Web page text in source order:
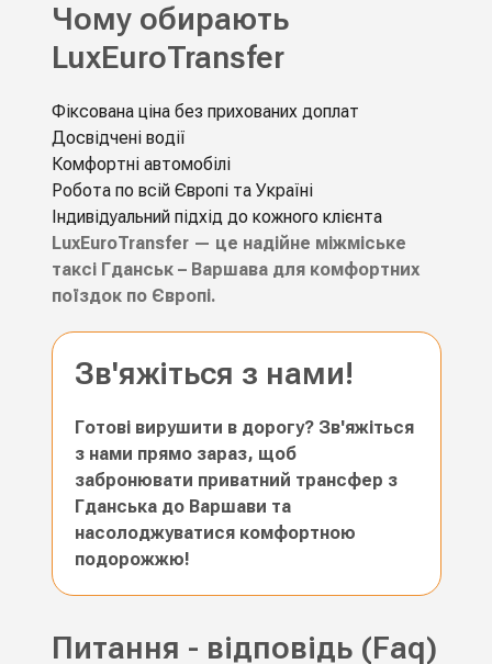
Чому обирають
LuxEuroTransfer
Фіксована ціна без прихованих доплат
Досвідчені водії
Комфортні автомобілі
Робота по всій Європі та Україні
Індивідуальний підхід до кожного клієнта
LuxEuroTransfer — це надійне міжміське
таксі Гданськ – Варшава для комфортних
поїздок по Європі.
Зв'яжіться з нами!
Готові вирушити в дорогу? Зв'яжіться
з нами прямо зараз, щоб
забронювати приватний трансфер з
Гданська до Варшави та
насолоджуватися комфортною
подорожжю!
Питання - відповідь (Faq)